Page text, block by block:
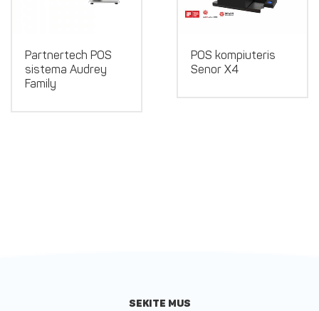
Partnertech POS
sistema Audrey
Family
POS kompiuteris
Senor X4
SEKITE MUS